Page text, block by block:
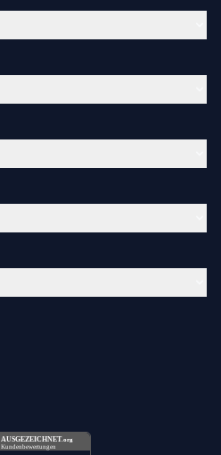
AUSGEZEICHNET.org
Kundenbewertungen